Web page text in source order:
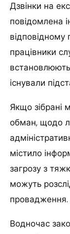
Дзвінки на
повідомлена
відповідному
працівники
існували
Якщо зібрані
обман, щодо
містило
загрозу з
можуть
провадження.
Водночас